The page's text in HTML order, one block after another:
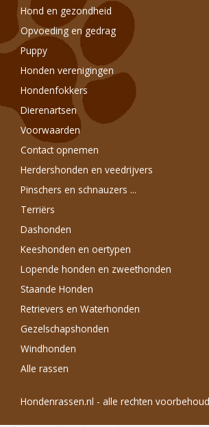
Hond en gezondheid
Opvoeding en gedrag
Puppy
Honden verenigingen
Hondenfokkers
Dierenartsen
Voorwaarden
Contact opnemen
Herdershonden en veedrijvers
Pinschers en schnauzers ...
Terriërs
Dashonden
Keeshonden en oertypen
Lopende honden en zweethonden
Staande Honden
Retrievers en Waterhonden
Gezelschapshonden
Windhonden
Alle rassen
Hondenrassen.nl - alle rechten